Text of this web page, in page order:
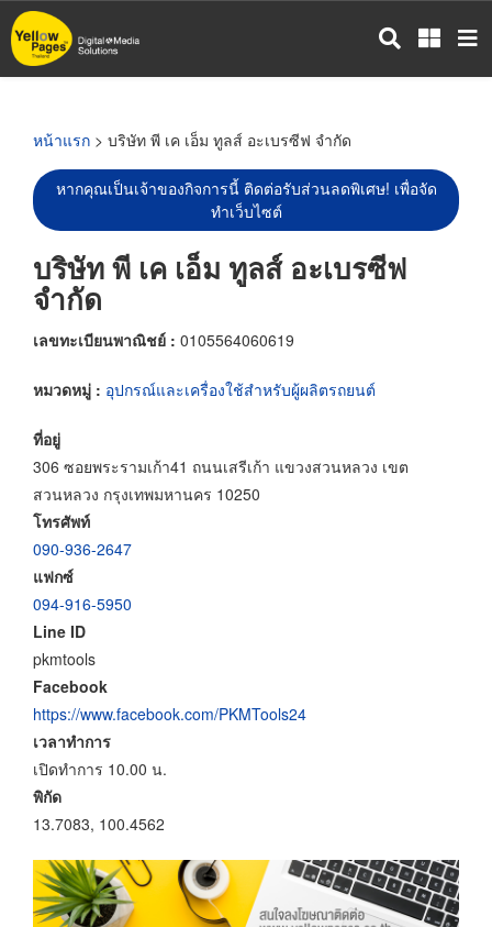
ข้าม
ไป
หน้าแรก > บริษัท พี เค เอ็ม ทูลส์ อะเบรซีฟ จำกัด
หากคุณเป็นเจ้าของกิจการนี้ ติดต่อรับส่วนลดพิเศษ! เพื่อจัด
ทำเว็บไซต์
บริษัท พี เค เอ็ม ทูลส์ อะเบรซีฟ
จำกัด
เลขทะเบียนพาณิชย์ : 0105564060619
หมวดหมู่ : อุปกรณ์และเครื่องใช้สำหรับผู้ผลิตรถยนต์
ที่อยู่
306 ซอยพระรามเก้า41 ถนนเสรีเก้า แขวงสวนหลวง เขต
สวนหลวง กรุงเทพมหานคร 10250
โทรศัพท์
090-936-2647
แฟกซ์
094-916-5950
Line ID
pkmtools
Facebook
https://www.facebook.com/PKMTools24
เวลาทำการ
เปิดทำการ 10.00 น.
พิกัด
13.7083, 100.4562